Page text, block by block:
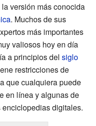
versión más conocida
. Muchos de sus
más importantes
valiosos hoy en día
a principios del siglo
restricciones de
que cualquiera puede
en línea y algunas de
digitales.